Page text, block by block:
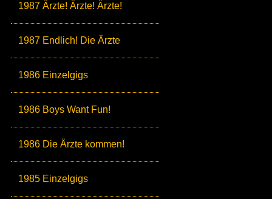
1987 Ärzte! Ärzte! Ärzte!
1987 Endlich! Die Ärzte
1986 Einzelgigs
1986 Boys Want Fun!
1986 Die Ärzte kommen!
1985 Einzelgigs